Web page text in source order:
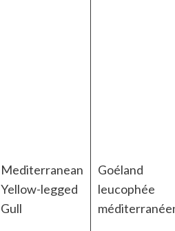
Mediterranean
Yellow-legged
Gull
Goéland
leucophée